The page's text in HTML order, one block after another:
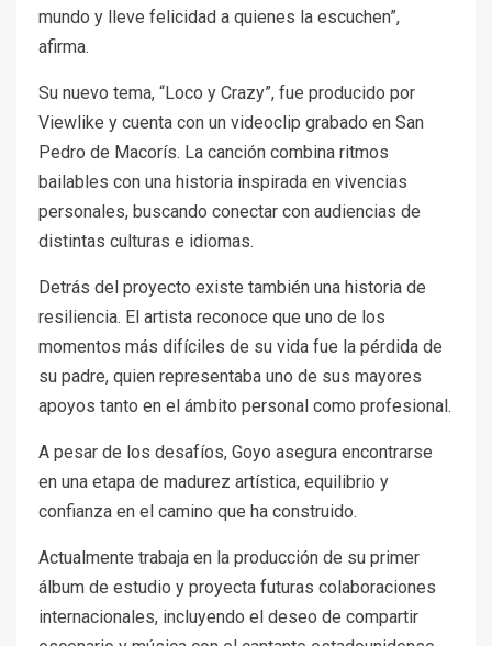
mundo y lleve felicidad a quienes la escuchen”,
afirma.
Su nuevo tema, “Loco y Crazy”, fue producido por
Viewlike y cuenta con un videoclip grabado en San
Pedro de Macorís. La canción combina ritmos
bailables con una historia inspirada en vivencias
personales, buscando conectar con audiencias de
distintas culturas e idiomas.
Detrás del proyecto existe también una historia de
resiliencia. El artista reconoce que uno de los
momentos más difíciles de su vida fue la pérdida de
su padre, quien representaba uno de sus mayores
apoyos tanto en el ámbito personal como profesional.
A pesar de los desafíos, Goyo asegura encontrarse
en una etapa de madurez artística, equilibrio y
confianza en el camino que ha construido.
Actualmente trabaja en la producción de su primer
álbum de estudio y proyecta futuras colaboraciones
internacionales, incluyendo el deseo de compartir